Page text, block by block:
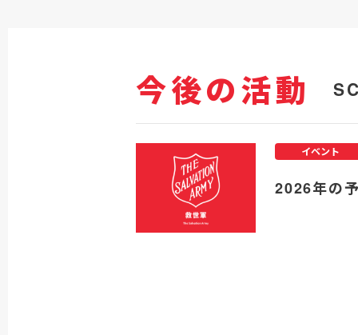
今後の活動
2026年の
イベント